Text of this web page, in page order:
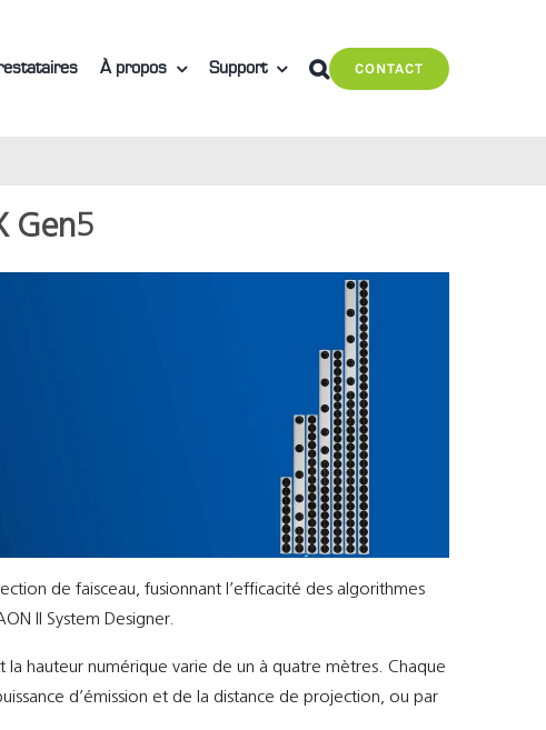
À propos Support CONTACT
Gen5
de faisceau, fusionnant l’efficacité des algorithmes
II System Designer.
hauteur numérique varie de un à quatre mètres. Chaque
d’émission et de la distance de projection, ou par